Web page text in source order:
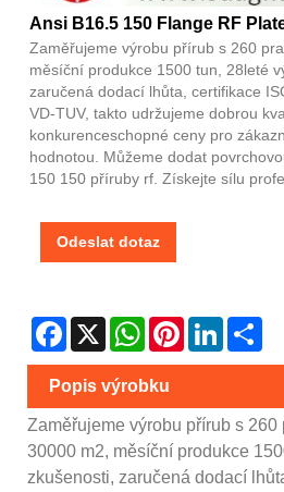
Ansi B16.5 150 Flange RF
Zaměřujeme výrobu přírub s 260
měsíční produkce 1500 tun, 28leté
zaručená dodací lhůta, certifikace
VD-TUV, takto udržujeme dobrou
konkurenceschopné ceny pro
hodnotou. Můžeme dodat
150 150 příruby rf. Získejte sílu
Odeslat dotaz
Facebook
X WhatsAppPinterestLinkedIn
Popis výrobku
Zaměřujeme výrobu přírub s 260
30000 m2, měsíční produkce
zkušenosti, zaručená dodací